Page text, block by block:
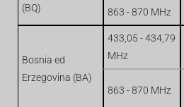
(BQ)
863 - 870 MHz
Bosnia ed
Erzegovina (BA)
433,05 - 434,79
MHz
863 - 870 MHz